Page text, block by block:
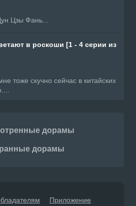
Цзы Фань...
в роскоши [1 - 4 серии из
тоже скучно сейчас в китайских
дорамы
дорамы
Приложение